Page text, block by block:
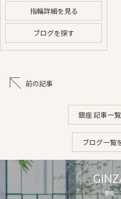
指輪詳細を見る
ブログを探す
前の記事
銀座 記事一
ブログ一覧
銀座